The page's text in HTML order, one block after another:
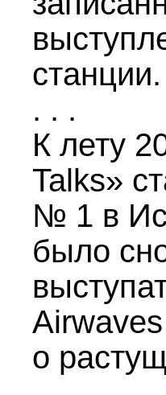
станции.
. . .
К лету
Talks»
№ 1 в
было
о